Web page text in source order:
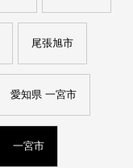
尾張旭市
愛知県 一宮市
一宮市